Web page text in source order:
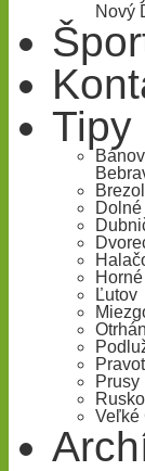
Nový
Tipy
Ľutov
Prusy
Veľké